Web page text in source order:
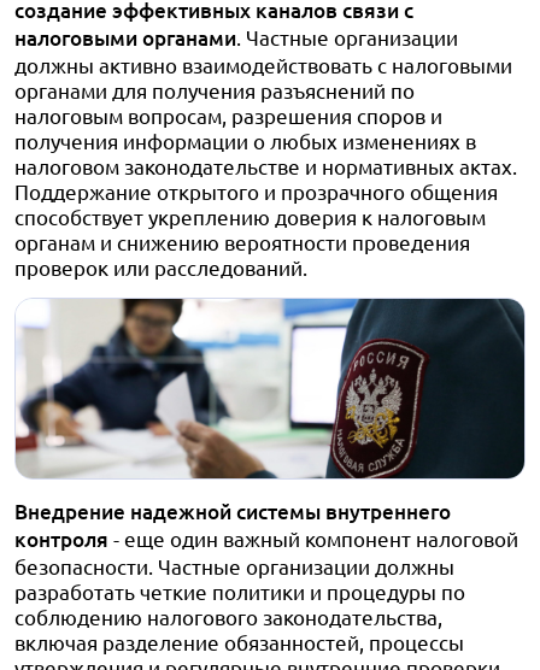
создание эффективных каналов связи с
налоговыми органами . Частные организации
должны активно взаимодействовать с налоговыми
органами для получения разъяснений по
налоговым вопросам, разрешения споров и
получения информации о любых изменениях в
налоговом законодательстве и нормативных актах.
Поддержание открытого и прозрачного общения
способствует укреплению доверия к налоговым
органам и снижению вероятности проведения
проверок или расследований.
Внедрение надежной системы внутреннего
контроля - еще один важный компонент налоговой
безопасности. Частные организации должны
разработать четкие политики и процедуры по
соблюдению налогового законодательства,
включая разделение обязанностей, процессы